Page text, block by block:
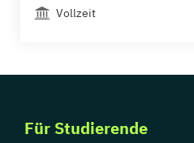
Vollzeit
Für Studierende